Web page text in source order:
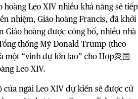
Leo XIV nhiều khả năng sẽ tiếp
nhiệm, Giáo hoàng Francis, đã khởi
hoàng được công bố, nhiều nhà
thống Mỹ Donald Trump (theo
“vinh dự lớn lao” cho Hợp衆国
Leo XIV.
của ngài Leo XIV dự kiến sẽ được cử